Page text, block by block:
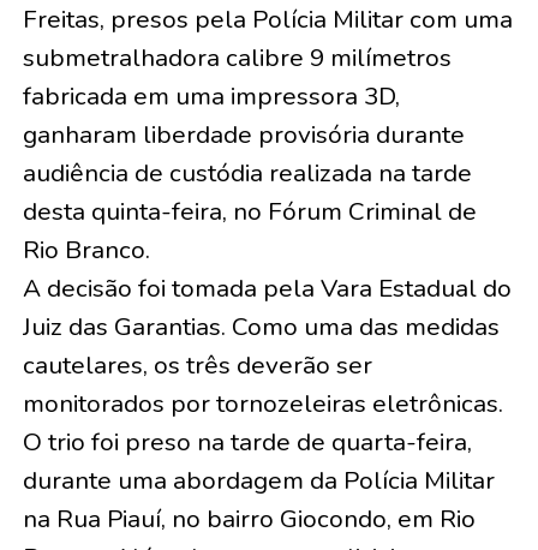
Freitas, presos pela Polícia Militar com uma
submetralhadora calibre 9 milímetros
fabricada em uma impressora 3D,
ganharam liberdade provisória durante
audiência de custódia realizada na tarde
desta quinta-feira, no Fórum Criminal de
Rio Branco.
A decisão foi tomada pela Vara Estadual do
Juiz das Garantias. Como uma das medidas
cautelares, os três deverão ser
monitorados por tornozeleiras eletrônicas.
O trio foi preso na tarde de quarta-feira,
durante uma abordagem da Polícia Militar
na Rua Piauí, no bairro Giocondo, em Rio